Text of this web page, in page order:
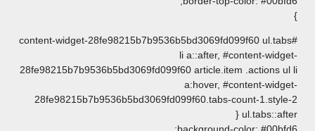
#content-widget-
li a::after,
28fe98215b7b9536b5bd3069fd099f60
a:hover,